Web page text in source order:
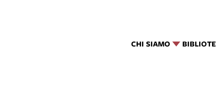
CHI SIAMO